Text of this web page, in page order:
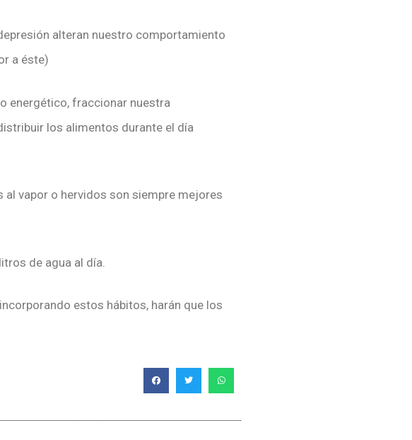
alteran nuestro comportamiento
a éste)
energético, fraccionar nuestra
los alimentos durante el día
vapor o hervidos son siempre mejores
de agua al día.
estos hábitos, harán que los